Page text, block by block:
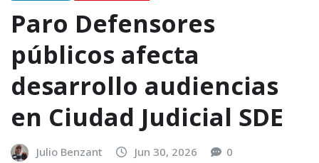
Paro Defensores
públicos afecta
desarrollo audiencias
en Ciudad Judicial SDE
Julio Benzant Jun 30, 2026 0